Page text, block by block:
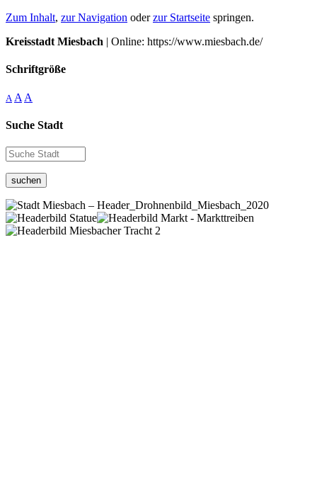
Zum Inhalt, zur Navigation oderzur Startseite springen.
Kreisstadt Miesbach | Online: https://www.miesbach.de/
Schriftgröße
A A A
Suche Stadt
suchen